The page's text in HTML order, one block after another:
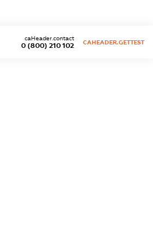
0 (800) 210 102
caHeader.contact
CAHEADER.GETTEST